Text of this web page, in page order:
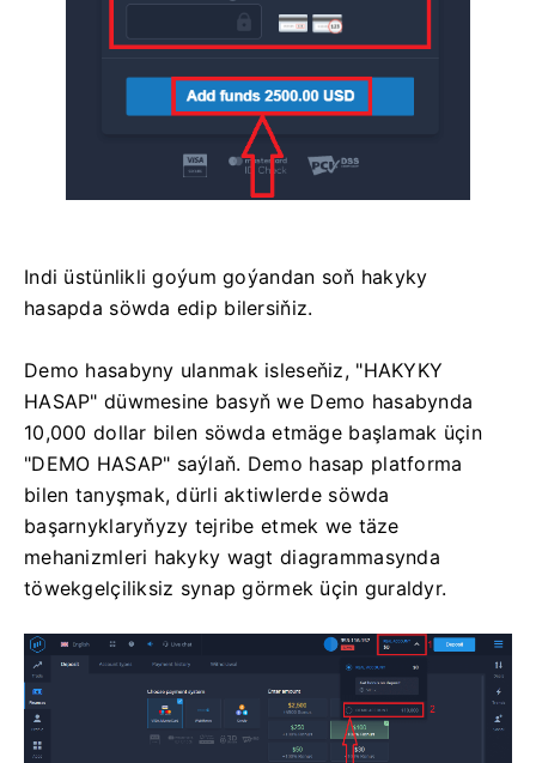
Indi üstünlikli goýum goýandan soň hakyky
hasapda söwda edip bilersiňiz.
Demo hasabyny ulanmak isleseňiz, "HAKYKY
HASAP" düwmesine basyň we Demo hasabynda
10,000 dollar bilen söwda etmäge başlamak üçin
"DEMO HASAP" saýlaň. Demo hasap platforma
bilen tanyşmak, dürli aktiwlerde söwda
başarnyklaryňyzy tejribe etmek we täze
mehanizmleri hakyky wagt diagrammasynda
töwekgelçiliksiz synap görmek üçin guraldyr.